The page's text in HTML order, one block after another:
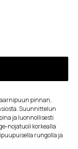
pinnan,
Suunnittelun
ja luonnollisesti
nojatuoli korkealla
rungolla ja